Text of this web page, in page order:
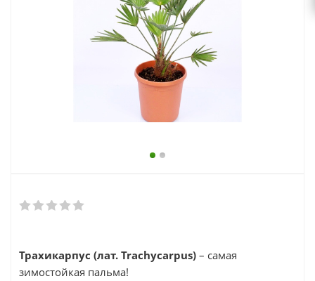
zakaz@topcvetok.ru
Трахикарпус (лат. Trachycarpus) – самая
зимостойкая пальма!